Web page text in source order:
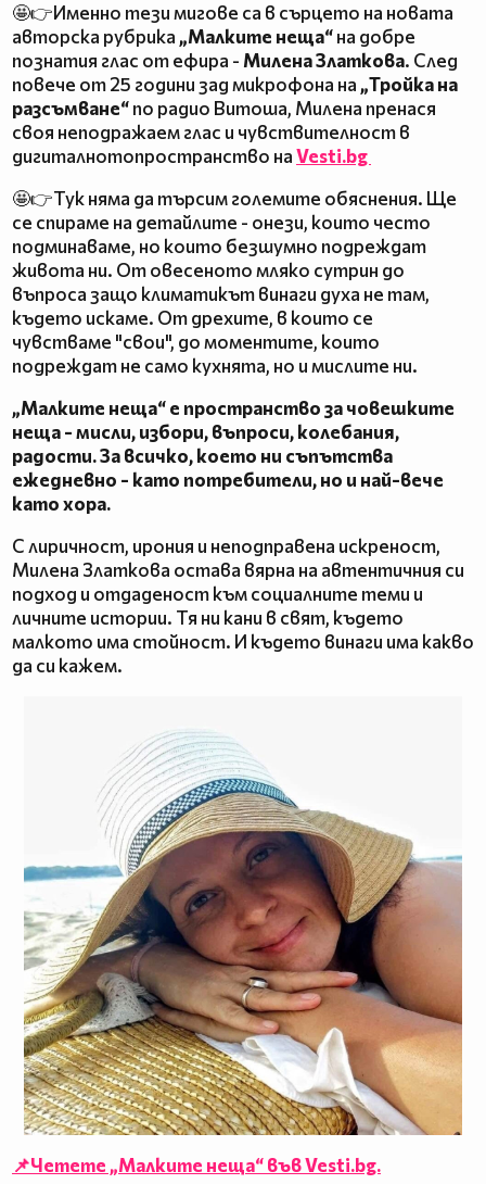
🤩👉Именно тези мигове са в сърцето на новата
авторска рубрика „Малките неща“на добре
познатия глас от ефира - Милена Златкова. След
повече от 25 години зад микрофона на „Тройка на
разсъмване“по радио Витоша, Милена пренася
своя неподражаем глас и чувствителност в
дигиталнотопространство наVesti.bg
🤩👉Тук няма да търсим големите обяснения. Ще
се спираме на детайлите - онези, които често
подминаваме, но които безшумно подреждат
живота ни. От овесеното мляко сутрин до
въпроса защо климатикът винаги духа не там,
където искаме. От дрехите, в които се
чувстваме "свои", до моментите, които
подреждат не само кухнята, но и мислите ни.
„Малките неща“ е пространство за човешките
неща - мисли, избори, въпроси, колебания,
радости. За всичко, което ни съпътства
ежедневно - като потребители, но и най-вече
като хора.
С лиричност, ирония и неподправена искреност,
Милена Златкова остава вярна на автентичния си
подход и отдаденост към социалните теми и
личните истории. Тя ни кани в свят, където
малкото има стойност. И където винаги има какво
да си кажем.
📌Четете „Малките неща“ във Vesti.bg.